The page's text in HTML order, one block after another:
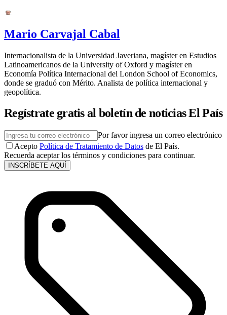
Mario Carvajal Cabal
Internacionalista de la Universidad Javeriana, magíster en Estudios
Latinoamericanos de la University of Oxford y magíster en
Economía Política Internacional del London School of Economics,
donde se graduó con Mérito. Analista de política internacional y
geopolítica.
Regístrate gratis al boletín de noticias El País
Por favor ingresa un correo electrónico
Acepto Política de Tratamiento de Datos de El País.
Recuerda aceptar los términos y condiciones para continuar.
INSCRÍBETE AQUÍ